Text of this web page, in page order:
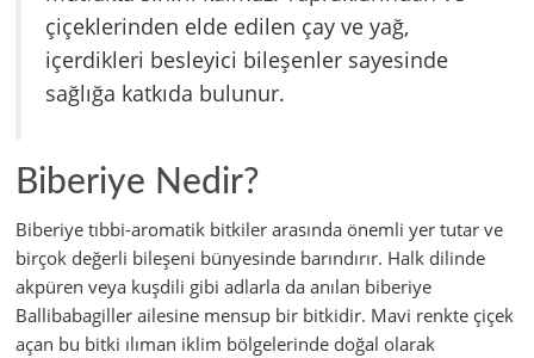
çiçeklerinden elde edilen çay ve yağ,
içerdikleri besleyici bileşenler sayesinde
sağlığa katkıda bulunur.
Biberiye Nedir?
Biberiye tıbbi-aromatik bitkiler arasında önemli yer tutar ve
birçok değerli bileşeni bünyesinde barındırır. Halk dilinde
akpüren veya kuşdili gibi adlarla da anılan biberiye
Ballibabagiller ailesine mensup bir bitkidir. Mavi renkte çiçek
açan bu bitki ılıman iklim bölgelerinde doğal olarak